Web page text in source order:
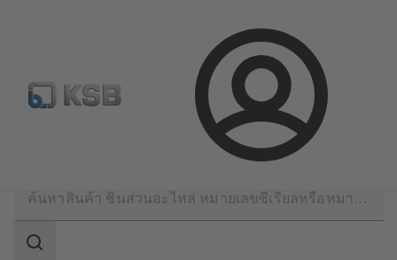
ล็อกอิน
จดหมายข่าวเคเอสบี กำหนดค่าผลิตภัณฑ์
การ
ขอบเขต